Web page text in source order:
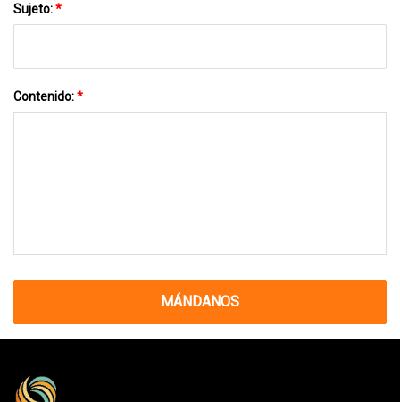
Sujeto:*
Contenido:*
MÁNDANOS